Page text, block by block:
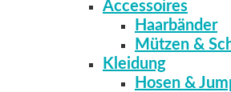
Accessoires
Haarbänder
Mützen &
Kleidung
Hosen &